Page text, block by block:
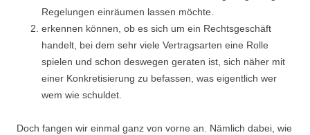
Regelungen einräumen lassen möchte.
erkennen können, ob es sich um ein Rechtsgeschäft
handelt, bei dem sehr viele Vertragsarten eine Rolle
spielen und schon deswegen geraten ist, sich näher mit
einer Konkretisierung zu befassen, was eigentlich wer
wem wie schuldet.
Doch fangen wir einmal ganz von vorne an. Nämlich dabei, wie